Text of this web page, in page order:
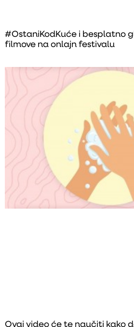
#OstaniKodKuće i besplatno
filmove na onlajn festivalu
Ovaj video će te naučiti kako